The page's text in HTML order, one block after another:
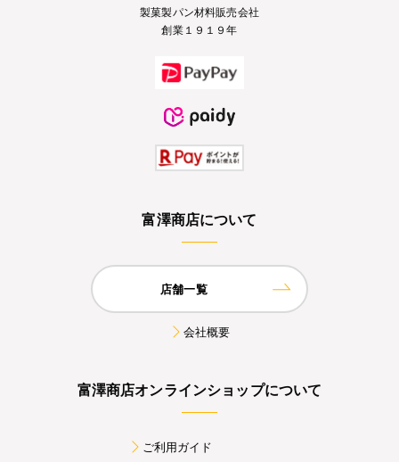
製菓製パン材料販売会社
創業１９１９年
富澤商店について
店舗一覧
会社概要
富澤商店オンラインショップについて
ご利用ガイド